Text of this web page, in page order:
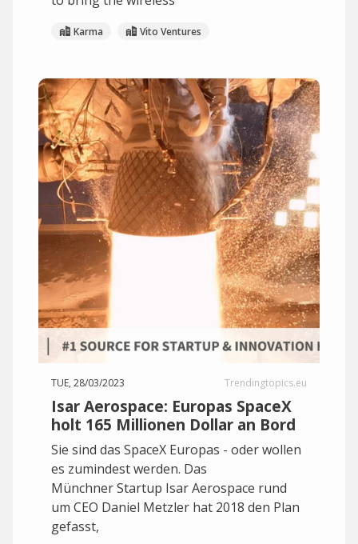
Karma Vito Ventures
TUE, 28/03/2023 Trendingtopics.eu
Isar Aerospace: Europas SpaceX
holt 165 Millionen Dollar an Bord
Sie sind das SpaceX Europas - oder wollen
es zumindest werden. Das
Münchner Startup Isar Aerospace rund
um CEO Daniel Metzler hat 2018 den Plan
gefasst,